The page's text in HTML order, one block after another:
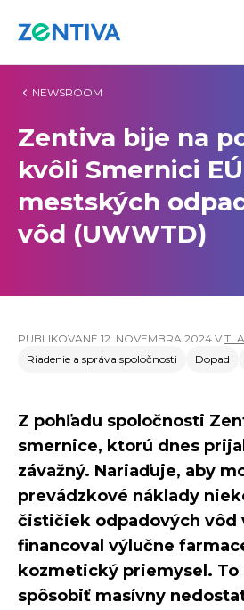
NEWSROOM
Zentiva bije na
kvôli Smernici
mestských
vôd (UWWTD)
PUBLIKOVANÉ 12. NOVEMBRA 2024 V
Riadenie a správa spoločnosti
Dopad
Z pohľadu spoločnosti
smernice, ktorú dnes
závažný. Nariaďuje, aby
prevádzkové náklady
čističiek odpadových vôd
financoval výlučne
kozmetický priemysel. To
spôsobiť masívny